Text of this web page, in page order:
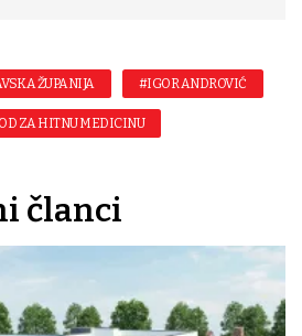
ŽUPANIJA #IGOR ANDROVIĆ
ZA HITNU MEDICINU
članci